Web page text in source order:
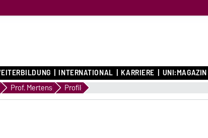
INTERNATIONAL KARRIERE UNI:MAGAZIN
Prof. Mertens Profil